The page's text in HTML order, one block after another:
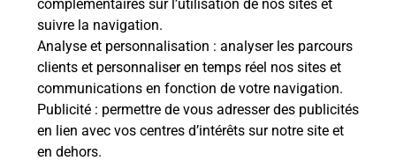
complémentaires sur l’utilisation de nos sites et
suivre la navigation.
Analyse et personnalisation : analyser les parcours
clients et personnaliser en temps réel nos sites et
communications en fonction de votre navigation.
Publicité : permettre de vous adresser des publicités
en lien avec vos centres d’intérêts sur notre site et
en dehors.
Comment fonctionne la
téléassistance classique ?
Comment est installée la
téléassistance classique ?